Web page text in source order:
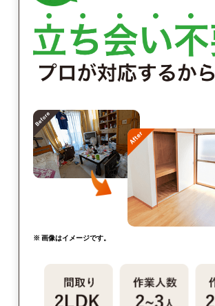
※ 画像はイメージです。